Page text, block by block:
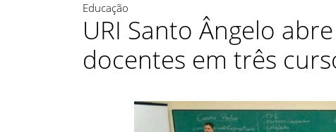
Educação
URI Santo Ângelo
docentes em três